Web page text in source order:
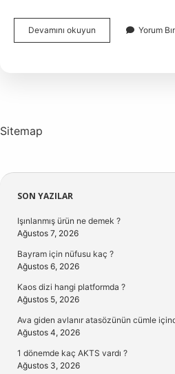
Devamını okuyun
Hangi
Yorum
Sitemap
Sidebar
SON YAZILAR
Işınlanmış ürün ne demek ?
Ağustos 7, 2026
Bayram için nüfusu kaç ?
Ağustos 6, 2026
Kaos dizi hangi platformda ?
Ağustos 5, 2026
Ava giden avlanır atasözünün cümle
Ağustos 4, 2026
1 dönemde kaç AKTS vardı ?
Ağustos 3, 2026